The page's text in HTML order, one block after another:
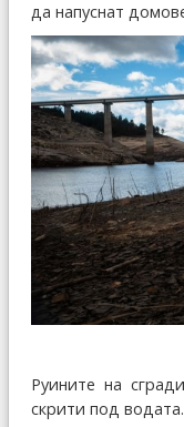
да напуснат
Руините на
скрити под водата.